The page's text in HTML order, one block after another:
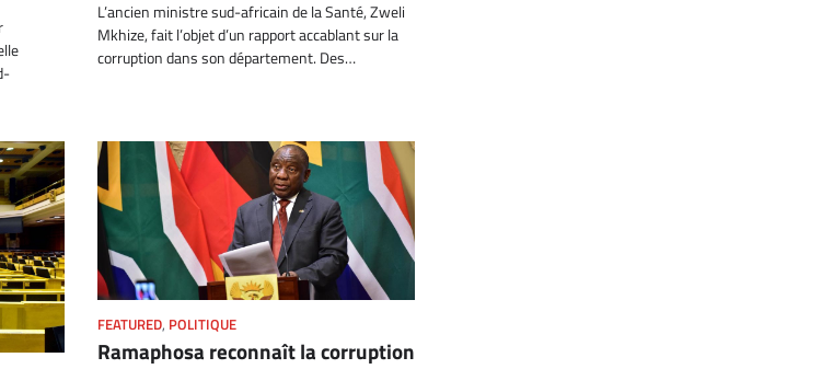
L’ancien ministre sud-africain de la Santé, Zweli
Mkhize, fait l’objet d’un rapport accablant sur la
corruption dans son département. Des…
FEATURED, POLITIQUE
Ramaphosa reconnaît la corruption